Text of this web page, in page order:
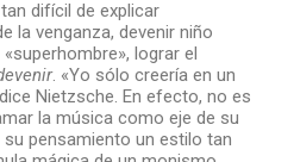
difícil de explicar
la venganza, devenir niño
lograr el
. «Yo sólo creería en un
Nietzsche. En efecto, no es
la música como eje de su
pensamiento un estilo tan